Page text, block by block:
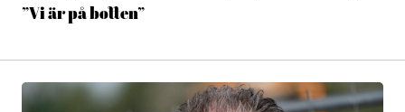
”Vi är på botten”